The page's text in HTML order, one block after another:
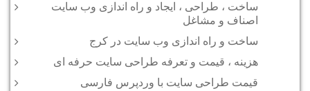
ساخت ، طراحی ، ایجاد و راه اندازی وب سایت
اصناف و مشاغل
ساخت و راه اندازی وب سایت در کرج
هزینه ، قیمت و تعرفه طراحی سایت حرفه ای
قیمت طراحی سایت با وردپرس فارسی